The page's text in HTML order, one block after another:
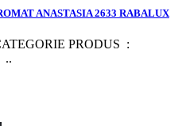
ANASTASIA 2633 RABALUX
PRODUS :
..